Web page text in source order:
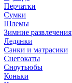
Перчатки
Сумки
Шлемы
Зимние развлечения
Ледянки
Санки и матрасики
Снегокаты
Сноутьюбы
Коньки